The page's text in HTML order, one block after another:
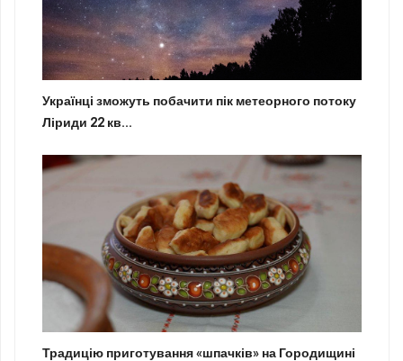
Українці зможуть побачити пік метеорного потоку
Ліриди 22 кв...
Традицію приготування «шпачків» на Городищині